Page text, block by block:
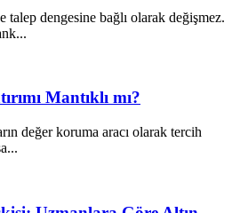
talep dengesine bağlı olarak değişmez.
Mantıklı mı?
değer koruma aracı olarak tercih